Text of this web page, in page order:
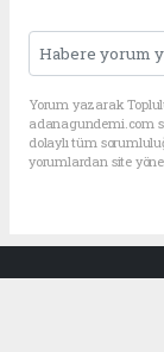
Yorum yazarak
adanagundemi.com
dolaylı tüm
yorumlardan site